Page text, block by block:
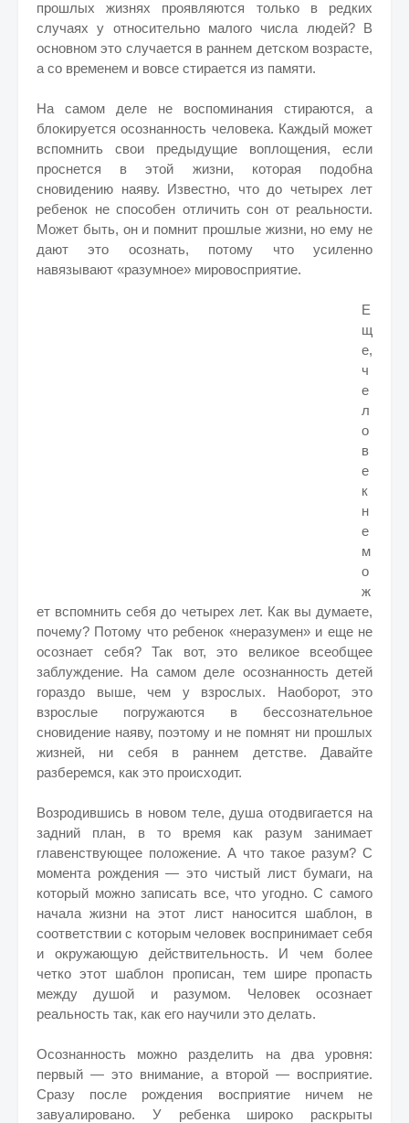
прошлых жизнях проявляются только в редких
случаях у относительно малого числа людей? В
основном это случается в раннем детском возрасте,
а со временем и вовсе стирается из памяти.
На самом деле не воспоминания стираются, а
блокируется осознанность человека. Каждый может
вспомнить свои предыдущие воплощения, если
проснется в этой жизни, которая подобна
сновидению наяву. Известно, что до четырех лет
ребенок не способен отличить сон от реальности.
Может быть, он и помнит прошлые жизни, но ему не
дают это осознать, потому что усиленно
навязывают «разумное» мировосприятие.
Е
щ
е,
ч
е
л
о
в
е
к
н
е
м
о
ж
ет вспомнить себя до четырех лет. Как вы думаете,
почему? Потому что ребенок «неразумен» и еще не
осознает себя? Так вот, это великое всеобщее
заблуждение. На самом деле осознанность детей
гораздо выше, чем у взрослых. Наоборот, это
взрослые погружаются в бессознательное
сновидение наяву, поэтому и не помнят ни прошлых
жизней, ни себя в раннем детстве. Давайте
разберемся, как это происходит.
Возродившись в новом теле, душа отодвигается на
задний план, в то время как разум занимает
главенствующее положение. А что такое разум? С
момента рождения — это чистый лист бумаги, на
который можно записать все, что угодно. С самого
начала жизни на этот лист наносится шаблон, в
соответствии с которым человек воспринимает себя
и окружающую действительность. И чем более
четко этот шаблон прописан, тем шире пропасть
между душой и разумом. Человек осознает
реальность так, как его научили это делать.
Осознанность можно разделить на два уровня:
первый — это внимание, а второй — восприятие.
Сразу после рождения восприятие ничем не
завуалировано. У ребенка широко раскрыты